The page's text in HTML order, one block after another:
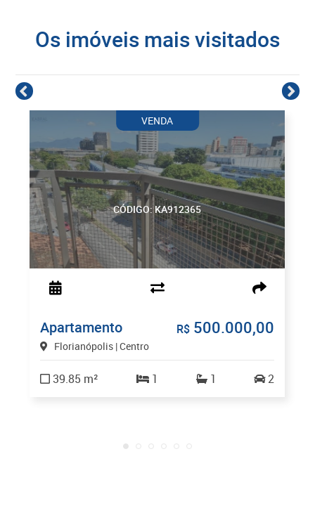
Os imóveis mais visitados
CÓDIGO: KA912365
VENDA
Apartamento
Florianópolis | Centro
R$ 500.000,00
39.85 m² 1 1 2